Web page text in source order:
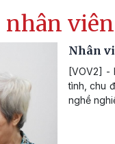
nhân
Nhân
[VOV2] -
tình, chu
nghề